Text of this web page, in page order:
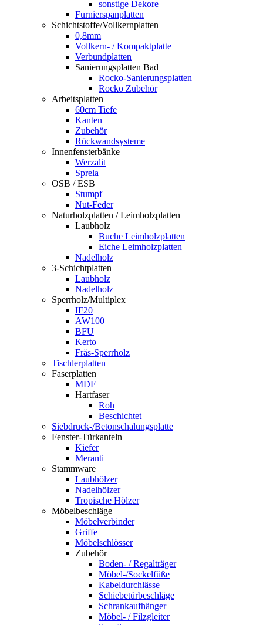
sonstige Dekore
Furnierspanplatten
Schichtstoffe/Vollkernplatten
0,8mm
Vollkern- / Kompaktplatte
Verbundplatten
Sanierungsplatten Bad
Rocko-Sanierungsplatten
Rocko Zubehör
Arbeitsplatten
60cm Tiefe
Kanten
Zubehör
Rückwandsysteme
Innenfensterbänke
Werzalit
Sprela
OSB / ESB
Stumpf
Nut-Feder
Naturholzplatten / Leimholzplatten
Laubholz
Buche Leimholzplatten
Eiche Leimholzplatten
Nadelholz
3-Schichtplatten
Laubholz
Nadelholz
Sperrholz/Multiplex
IF20
AW100
BFU
Kerto
Fräs-Sperrholz
Tischlerplatten
Faserplatten
MDF
Hartfaser
Roh
Beschichtet
Siebdruck-/Betonschalungsplatte
Fenster-Türkanteln
Kiefer
Meranti
Stammware
Laubhölzer
Nadelhölzer
Tropische Hölzer
Möbelbeschläge
Möbelverbinder
Griffe
Möbelschlösser
Zubehör
Boden- / Regalträger
Möbel-/Sockelfüße
Kabeldurchlässe
Schiebetürbeschläge
Schrankaufhänger
Möbel- / Filzgleiter